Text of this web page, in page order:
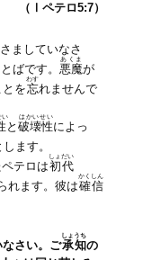
（Ⅰペテロ5:7）
ましていなさ
ばです。悪魔
あくま
が
とを忘
わす
れませんで
い
と破壊性
はかいせい
によっ
ます。
テロは初代
しょだい
れます。彼は確
かく
信
しん
さい。ご承知
しょうち
の